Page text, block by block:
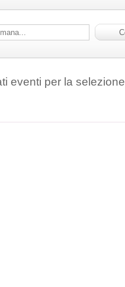
eventi per la selezione